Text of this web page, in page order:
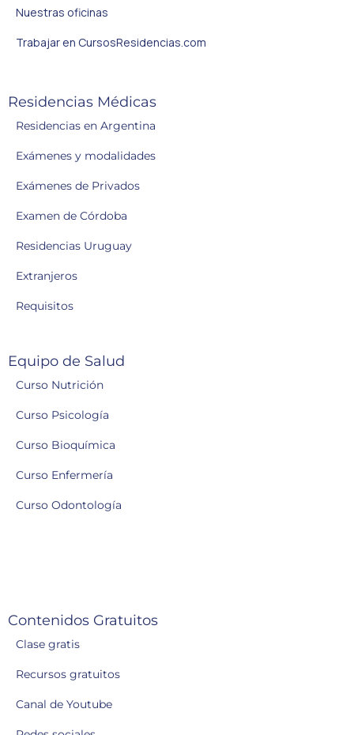
Nuestras oficinas
Trabajar en CursosResidencias.com
Residencias Médicas
Residencias en Argentina
Exámenes y modalidades
Exámenes de Privados
Examen de Córdoba
Residencias Uruguay
Extranjeros
Requisitos
Equipo de Salud
Curso Nutrición
Curso Psicología
Curso Bioquímica
Curso Enfermería
Curso Odontología
Contenidos Gratuitos
Clase gratis
Recursos gratuitos
Canal de Youtube